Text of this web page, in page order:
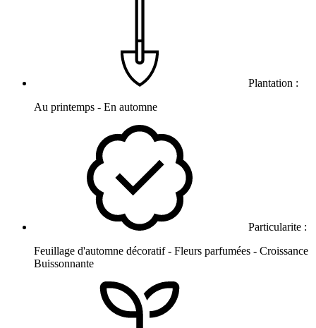
Plantation :
Au printemps - En automne
Particularite :
Feuillage d'automne décoratif - Fleurs parfumées - Croissance
Buissonnante